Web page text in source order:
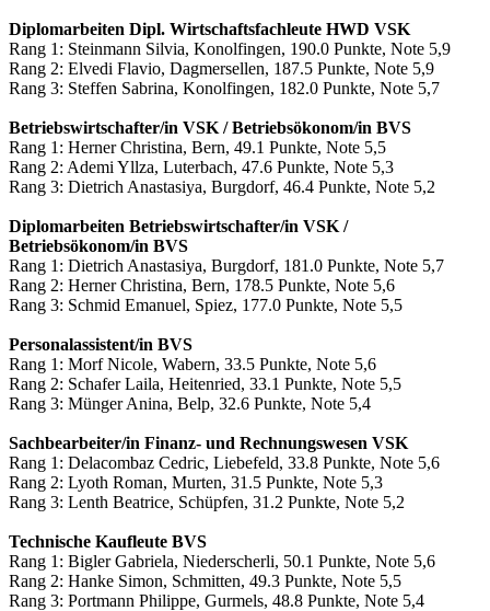
Diplomarbeiten Dipl. Wirtschaftsfachleute HWD VSK
Rang 1: Steinmann Silvia, Konolfingen, 190.0 Punkte, Note 5,9
Rang 2: Elvedi Flavio, Dagmersellen, 187.5 Punkte, Note 5,9
Rang 3: Steffen Sabrina, Konolfingen, 182.0 Punkte, Note 5,7
Betriebswirtschafter/in VSK / Betriebsökonom/in BVS
Rang 1: Herner Christina, Bern, 49.1 Punkte, Note 5,5
Rang 2: Ademi Yllza, Luterbach, 47.6 Punkte, Note 5,3
Rang 3: Dietrich Anastasiya, Burgdorf, 46.4 Punkte, Note 5,2
Diplomarbeiten Betriebswirtschafter/in VSK /
Betriebsökonom/in BVS
Rang 1: Dietrich Anastasiya, Burgdorf, 181.0 Punkte, Note 5,7
Rang 2: Herner Christina, Bern, 178.5 Punkte, Note 5,6
Rang 3: Schmid Emanuel, Spiez, 177.0 Punkte, Note 5,5
Personalassistent/in BVS
Rang 1: Morf Nicole, Wabern, 33.5 Punkte, Note 5,6
Rang 2: Schafer Laila, Heitenried, 33.1 Punkte, Note 5,5
Rang 3: Münger Anina, Belp, 32.6 Punkte, Note 5,4
Sachbearbeiter/in Finanz- und Rechnungswesen VSK
Rang 1: Delacombaz Cedric, Liebefeld, 33.8 Punkte, Note 5,6
Rang 2: Lyoth Roman, Murten, 31.5 Punkte, Note 5,3
Rang 3: Lenth Beatrice, Schüpfen, 31.2 Punkte, Note 5,2
Technische Kaufleute BVS
Rang 1: Bigler Gabriela, Niederscherli, 50.1 Punkte, Note 5,6
Rang 2: Hanke Simon, Schmitten, 49.3 Punkte, Note 5,5
Rang 3: Portmann Philippe, Gurmels, 48.8 Punkte, Note 5,4